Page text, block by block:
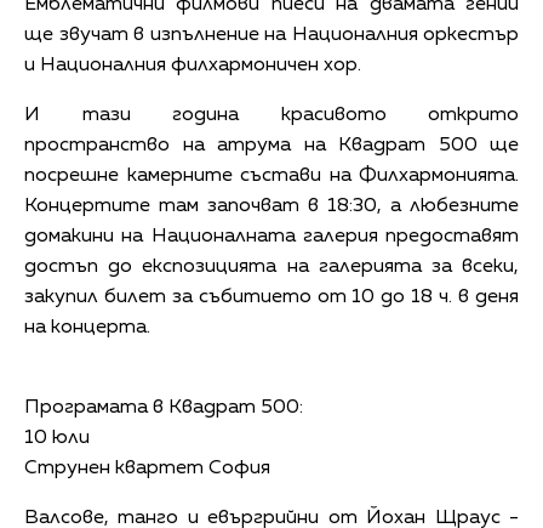
Емблематични филмови пиеси на двамата гении
ще звучат в изпълнение на Националния оркестър
и Националния филхармоничен хор.
И тази година красивото открито
пространство на атрума на Квадрат 500 ще
посрешне камерните състави на Филхармонията.
Концертите там започват в 18:30, а любезните
домакини на Националната галерия предоставят
достъп до експозицията на галерията за всеки,
закупил билет за събитието от 10 до 18 ч. в деня
на концерта.
Програмата в Квадрат 500:
10 юли
Струнен квартет София
Валсове, танго и евъргрийни от Йохан Щраус -